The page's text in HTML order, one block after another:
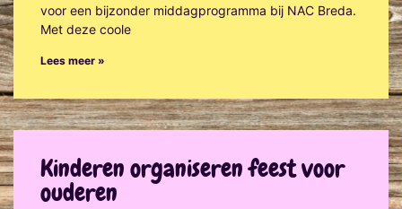
voor een bijzonder middagprogramma bij NAC Breda.
Met deze coole
Lees meer »
Kinderen organiseren feest voor
ouderen